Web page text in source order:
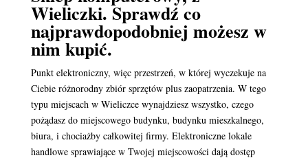
Wieliczki. Sprawdź co
najprawdopodobniej możesz w
nim kupić.
Punkt elektroniczny, więc przestrzeń, w której wyczekuje na
Ciebie różnorodny zbiór sprzętów plus zaopatrzenia. W tego
typu miejscach w Wieliczce wynajdziesz wszystko, czego
pożądasz do miejscowego budynku, budynku mieszkalnego,
biura, i chociażby całkowitej firmy. Elektroniczne lokale
handlowe sprawiające w Twojej miejscowości dają dostęp